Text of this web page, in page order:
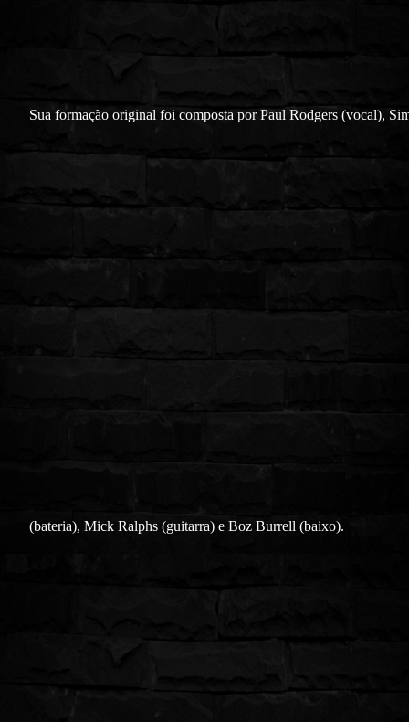
Sua formação original foi composta por Paul Rodgers (vocal),
(bateria), Mick Ralphs (guitarra) e Boz Burrell (baixo).